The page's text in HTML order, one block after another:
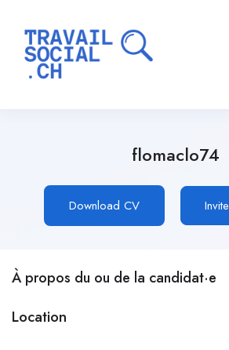
flomaclo74
Download CV Invite
À propos du ou de la candidat·e
Location